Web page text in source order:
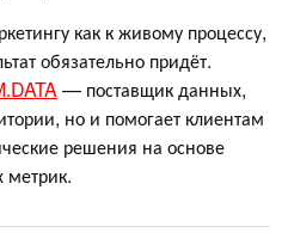
как к живому процессу,
обязательно придёт.
— поставщик данных,
но и помогает клиентам
решения на основе